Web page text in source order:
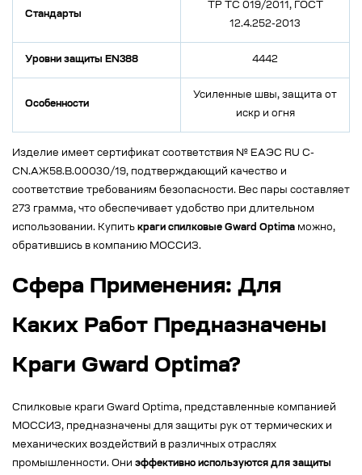
Стандарты
ТР ТС 019/2011, ГОСТ
12.4.252-2013
Уровни защиты EN388 4442
Особенности
Усиленные швы, защита от
искр и огня
Изделие имеет сертификат соответствия № ЕАЭС RU C-
CN.АЖ58.В.00030/19, подтверждающий качество и
соответствие требованиям безопасности. Вес пары составляет
273 грамма, что обеспечивает удобство при длительном
использовании. Купить краги спилковые Gward Optima можно,
обратившись в компанию МОССИЗ.
Сфера Применения: Для
Каких Работ Предназначены
Краги Gward Optima?
Спилковые краги Gward Optima, представленные компанией
МОССИЗ, предназначены для защиты рук от термических и
механических воздействий в различных отраслях
промышленности. Они эффективно используются для защиты